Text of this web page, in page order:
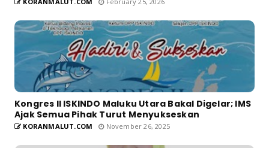
Kongres II ISKINDO Maluku Utara Bakal Digelar; IMS
Ajak Semua Pihak Turut Menyukseskan
KORANMALUT.COM November 26, 2025